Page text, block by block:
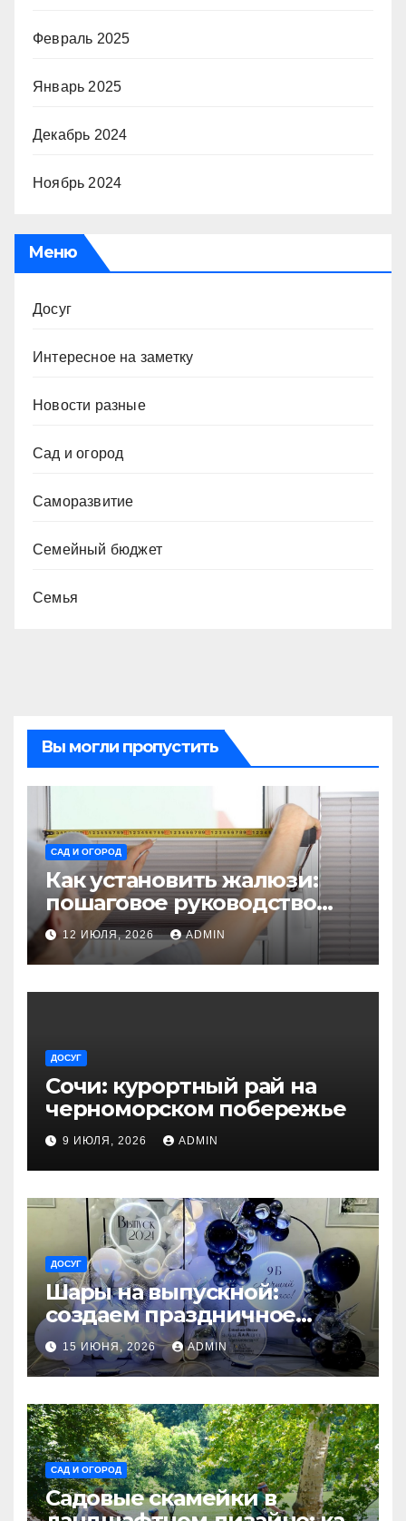
Февраль 2025
Январь 2025
Декабрь 2024
Ноябрь 2024
Меню
Досуг
Интересное на заметку
Новости разные
Сад и огород
Саморазвитие
Семейный бюджет
Семья
Вы могли пропустить
САД И ОГОРОД
Как установить жалюзи:
пошаговое руководство
для начинающих
12 ИЮЛЯ, 2026 ADMIN
ДОСУГ
Сочи: курортный рай на
черноморском побережье
9 ИЮЛЯ, 2026 ADMIN
ДОСУГ
Шары на выпускной:
создаем праздничное
настроение
15 ИЮНЯ, 2026 ADMIN
САД И ОГОРОД
Садовые скамейки в